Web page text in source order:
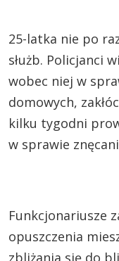
25-latka nie po
służb. Policjanci
wobec niej w
domowych,
kilku tygodni
w sprawie
Funkcjonariusze
opuszczenia
zbliżania się do